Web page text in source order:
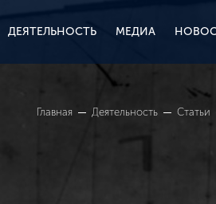
ДЕЯТЕЛЬНОСТЬ МЕДИА
Главная Деятельность Статьи